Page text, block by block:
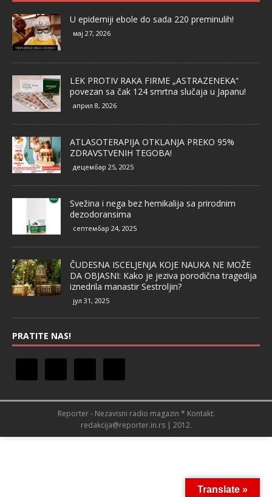
U epidemiji ebole do sada 220 preminulih!
мај 27, 2026
LEK PROTIV RAKA FIRME „ASTRAZENEKA“
povezan sa čak 124 smrtna slučaja u Japanu!
април 8, 2026
ATLASOTERAPIJA OTKLANJA PREKO 95%
ZDRAVSTVENIH TEGOBA!
децембар 25, 2025
Svežina i nega bez hemikalija sa prirodnim
dezodoransima
септембар 24, 2025
ČUDESNA ISCELJENJA KOJE NAUKA NE MOŽE
DA OBJASNI: Kako je jeziva porodična tragedija
iznedrila manastir Sestroljin?
јул 31, 2025
PRATITE NAS!
Reporter - Nezavisni radio magazin * Kontakt:
redakcija@reporter.in.rs | 2012.
Translate »